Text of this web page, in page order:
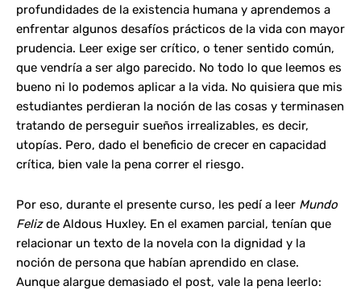
profundidades de la existencia humana y aprendemos a
enfrentar algunos desafíos prácticos de la vida con mayor
prudencia. Leer exige ser crítico, o tener sentido común,
que vendría a ser algo parecido. No todo lo que leemos es
bueno ni lo podemos aplicar a la vida. No quisiera que mis
estudiantes perdieran la noción de las cosas y terminasen
tratando de perseguir sueños irrealizables, es decir,
utopías. Pero, dado el beneficio de crecer en capacidad
crítica, bien vale la pena correr el riesgo.
Por eso, durante el presente curso, les pedí a leer Mundo
Felizde Aldous Huxley. En el examen parcial, tenían que
relacionar un texto de la novela con la dignidad y la
noción de persona que habían aprendido en clase.
Aunque alargue demasiado el post, vale la pena leerlo: